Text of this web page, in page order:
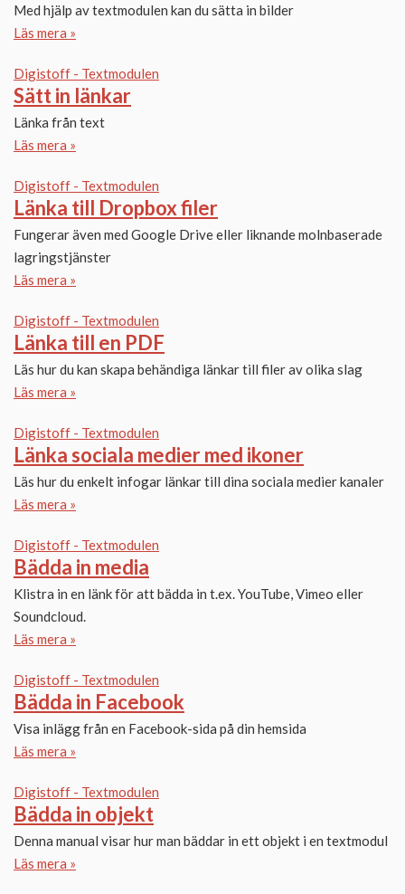
Med hjälp av textmodulen kan du sätta in bilder
Läs mera »
Digistoff - Textmodulen
Sätt in länkar
Länka från text
Läs mera »
Digistoff - Textmodulen
Länka till Dropbox filer
Fungerar även med Google Drive eller liknande molnbaserade
lagringstjänster
Läs mera »
Digistoff - Textmodulen
Länka till en PDF
Läs hur du kan skapa behändiga länkar till filer av olika slag
Läs mera »
Digistoff - Textmodulen
Länka sociala medier med ikoner
Läs hur du enkelt infogar länkar till dina sociala medier kanaler
Läs mera »
Digistoff - Textmodulen
Bädda in media
Klistra in en länk för att bädda in t.ex. YouTube, Vimeo eller
Soundcloud.
Läs mera »
Digistoff - Textmodulen
Bädda in Facebook
Visa inlägg från en Facebook-sida på din hemsida
Läs mera »
Digistoff - Textmodulen
Bädda in objekt
Denna manual visar hur man bäddar in ett objekt i en textmodul
Läs mera »